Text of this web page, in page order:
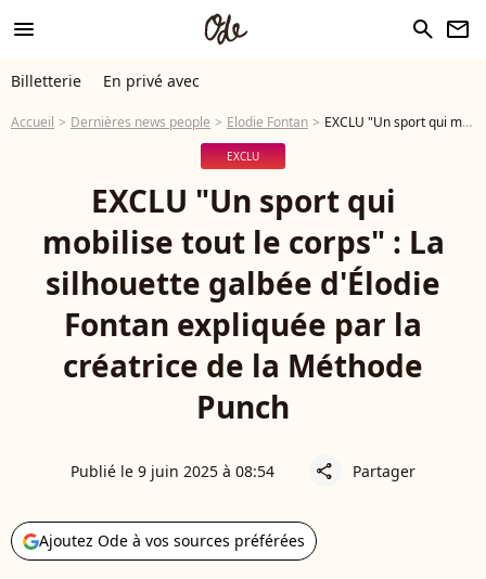
menu search newsletter
Billetterie En privé avec
Accueil Dernières news people Elodie Fontan EXCLU "Un sport qui mobilise tout le corps" : La silhouette galbée d'Élodie Fontan expliquée par la créatrice de la Méthode Punch
EXCLU
EXCLU "Un sport qui
mobilise tout le corps" : La
silhouette galbée d'Élodie
Fontan expliquée par la
créatrice de la Méthode
Punch
Publié le 9 juin 2025 à 08:54 share Partager
Ajoutez Ode à vos sources préférées